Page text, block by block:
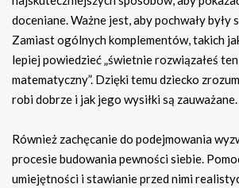
doceniane. Ważne jest, aby pochwały były
Zamiast ogólnych komplementów, takich
lepiej powiedzieć „świetnie rozwiązałeś
matematyczny”. Dzięki temu dziecko
robi dobrze i jak jego wysiłki są zauważane.
Również zachęcanie do podejmowania
procesie budowania pewności siebie.
umiejętności i stawianie przed nimi